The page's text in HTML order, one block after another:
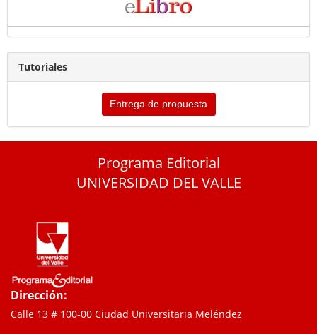
Tutoriales
Entrega de propuesta
Programa Editorial
UNIVERSIDAD DEL VALLE
Dirección:
Calle 13 # 100-00 Ciudad Universitaria Meléndez